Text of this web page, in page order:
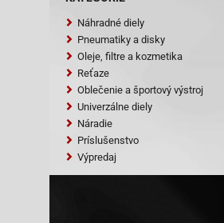
Náhradné diely
Pneumatiky a disky
Oleje, filtre a kozmetika
Reťaze
Oblečenie a športový výstroj
Univerzálne diely
Náradie
Príslušenstvo
Výpredaj